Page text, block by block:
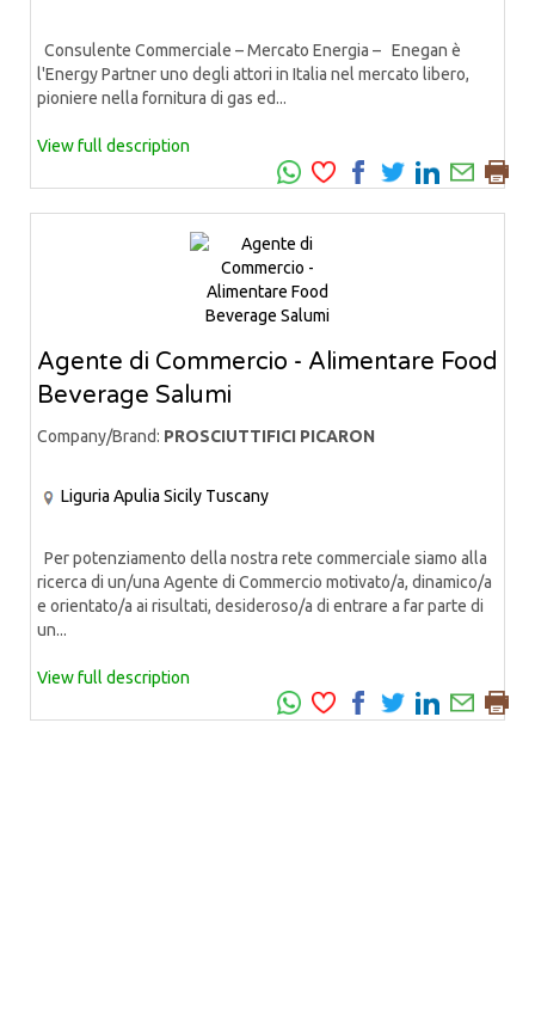
Consulente Commerciale – Mercato Energia – Enegan è
l'Energy Partner uno degli attori in Italia nel mercato libero,
pioniere nella fornitura di gas ed...
View full description
Agente di Commercio - Alimentare Food
Beverage Salumi
Company/Brand: PROSCIUTTIFICI PICARON
Liguria Apulia Sicily Tuscany
Per potenziamento della nostra rete commerciale siamo alla
ricerca di un/una Agente di Commercio motivato/a, dinamico/a
e orientato/a ai risultati, desideroso/a di entrare a far parte di
un...
View full description